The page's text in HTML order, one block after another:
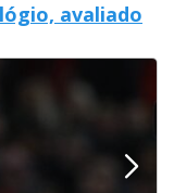
avaliado